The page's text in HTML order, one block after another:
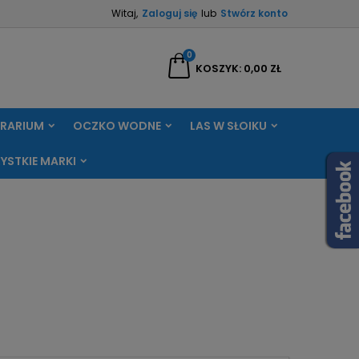
Witaj, Zaloguj się lub Stwórz konto
KOSZYK
0
0,00 ZŁ
OCZKO WODNE LAS W SŁOIKU
MARKI